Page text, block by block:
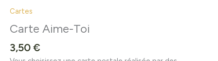
Cartes
Carte Aime-Toi
3,50€